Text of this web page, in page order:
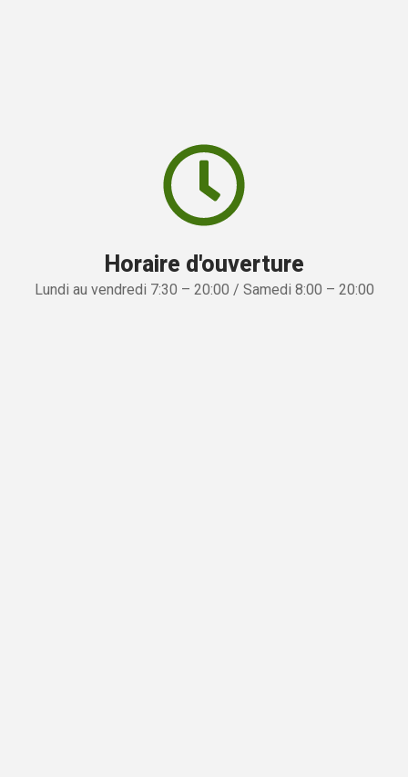
Horaire d'ouverture
Lundi au vendredi 7:30 – 20:00 / Samedi 8:00 – 20:00